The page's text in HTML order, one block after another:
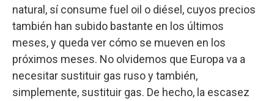
natural, sí consume fuel oil o diésel, cuyos precios
también han subido bastante en los últimos
meses, y queda ver cómo se mueven en los
próximos meses. No olvidemos que Europa va a
necesitar sustituir gas ruso y también,
simplemente, sustituir gas. De hecho, la escasez